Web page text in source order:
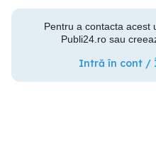
Pentru a contacta acest
Publi24.ro sau
Intră în cont /